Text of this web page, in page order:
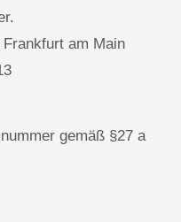
am Main
gemäß §27 a